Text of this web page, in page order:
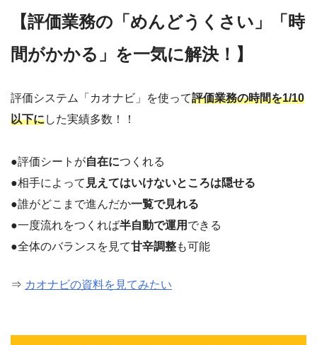
【評価業務の「めんどうくさい」「時
間がかかる」を一気に解決！】
評価システム「カオナビ」を使って評価業務の時間を1/10
以下にした実績多数！！
●評価シートが自在につくれる
●相手によって 見えてはいけないところは隠せる
●誰がどこまで進んだか一覧で見れる
●一度流れをつくれば半自動で運用 できる
●全体のバランスを見て甘辛調整も可能
⇒ カオナビの資料を見てみたい